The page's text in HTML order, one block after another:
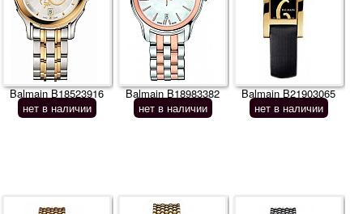
Balmain B18523916
нет в наличии
Balmain B18983382
нет в наличии
Balmain B21903065
нет в наличии